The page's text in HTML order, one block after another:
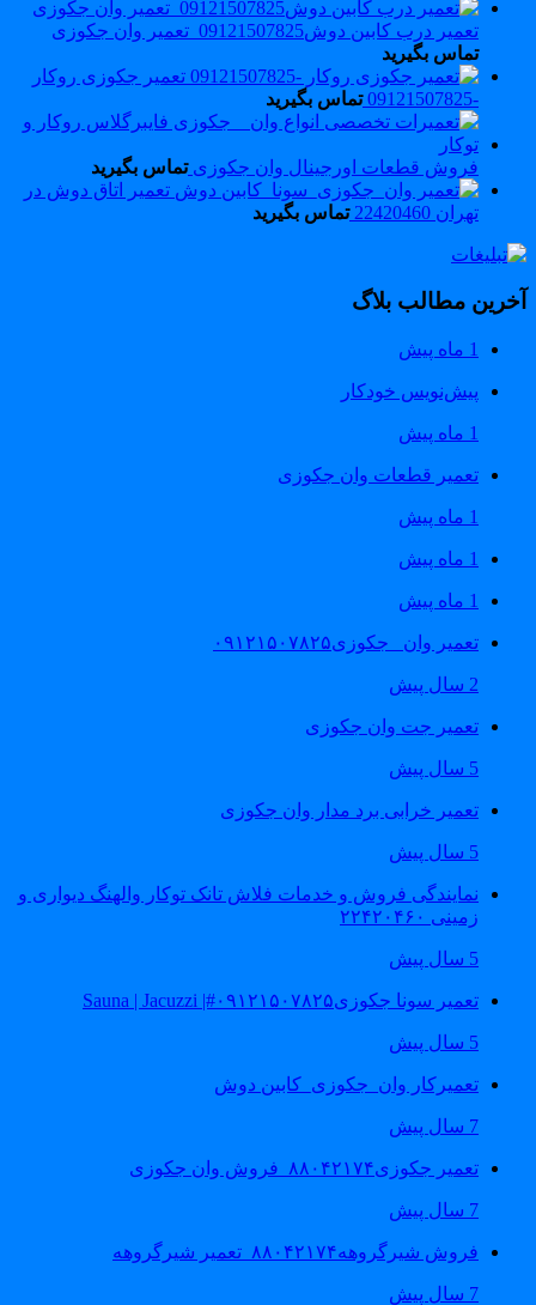
تعمیر درب کابین دوش09121507825_تعمیر وان جکوزی
تماس بگیرید
تعمیر جکوزی روکار
تماس بگیرید
فروش قطعات اورجینال وان جکوزی تماس بگیرید
تعمیر اتاق دوش در
تهران 22420460
تماس بگیرید
مطالب بلاگ
1 ماه پیش
پیش‌نویس خودکار
تعمیر قطعات وان جکوزی
1 ماه پیش
1 ماه پیش
تعمیر وان _جکوزی۰۹۱۲۱۵۰۷۸۲۵
تعمیر جت وان جکوزی
تعمیر خرابی برد مدار وان جکوزی
نمایندگی فروش و خدمات فلاش تانک توکار والهنگ دیواری و
زمینی ۲۲۴۲۰۴۶۰
تعمیر سونا جکوزی۰۹۱۲۱۵۰۷۸۲۵#| Sauna | Jacuzzi
تعمیرکار وان_جکوزی_کابین دوش
تعمیر جکوزی۸۸۰۴۲۱۷۴_فروش وان جکوزی
فروش شیرگروهه۸۸۰۴۲۱۷۴_تعمیر شیرگروهه